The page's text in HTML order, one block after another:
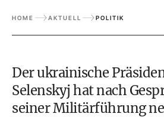
HOME AKTUELL POLITIK
Der ukrainische
Selenskyj hat nach
seiner Militärführung